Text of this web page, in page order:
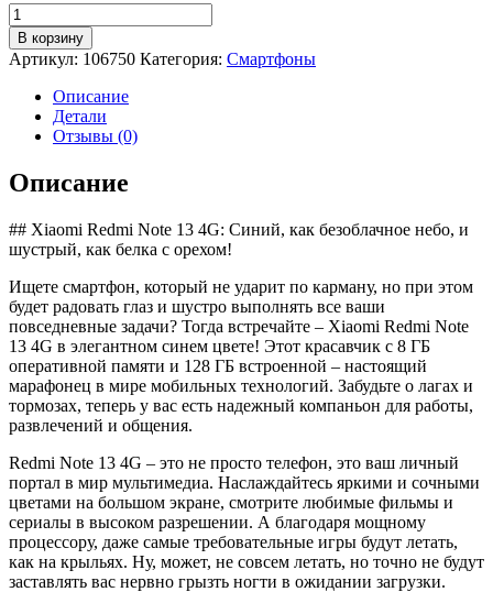
Количество
товара
Xiaomi
Redmi
Note
8/128GB
Blue
В корзину
Артикул: 106750 Категория: Смартфоны
Описание
Детали
Отзывы (0)
Описание
## Xiaomi Redmi Note 13 4G: Синий, как безоблачное небо, и
шустрый, как белка с орехом!
Ищете смартфон, который не ударит по карману, но при этом
будет радовать глаз и шустро выполнять все ваши
повседневные задачи? Тогда встречайте – Xiaomi Redmi Note
13 4G в элегантном синем цвете! Этот красавчик с 8 ГБ
оперативной памяти и 128 ГБ встроенной – настоящий
марафонец в мире мобильных технологий. Забудьте о лагах и
тормозах, теперь у вас есть надежный компаньон для работы,
развлечений и общения.
Redmi Note 13 4G – это не просто телефон, это ваш личный
портал в мир мультимедиа. Наслаждайтесь яркими и сочными
цветами на большом экране, смотрите любимые фильмы и
сериалы в высоком разрешении. А благодаря мощному
процессору, даже самые требовательные игры будут летать,
как на крыльях. Ну, может, не совсем летать, но точно не будут
заставлять вас нервно грызть ногти в ожидании загрузки.